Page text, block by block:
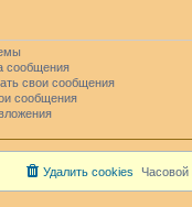
сообщения
свои сообщения
сообщения
Часовой
Удалить cookies